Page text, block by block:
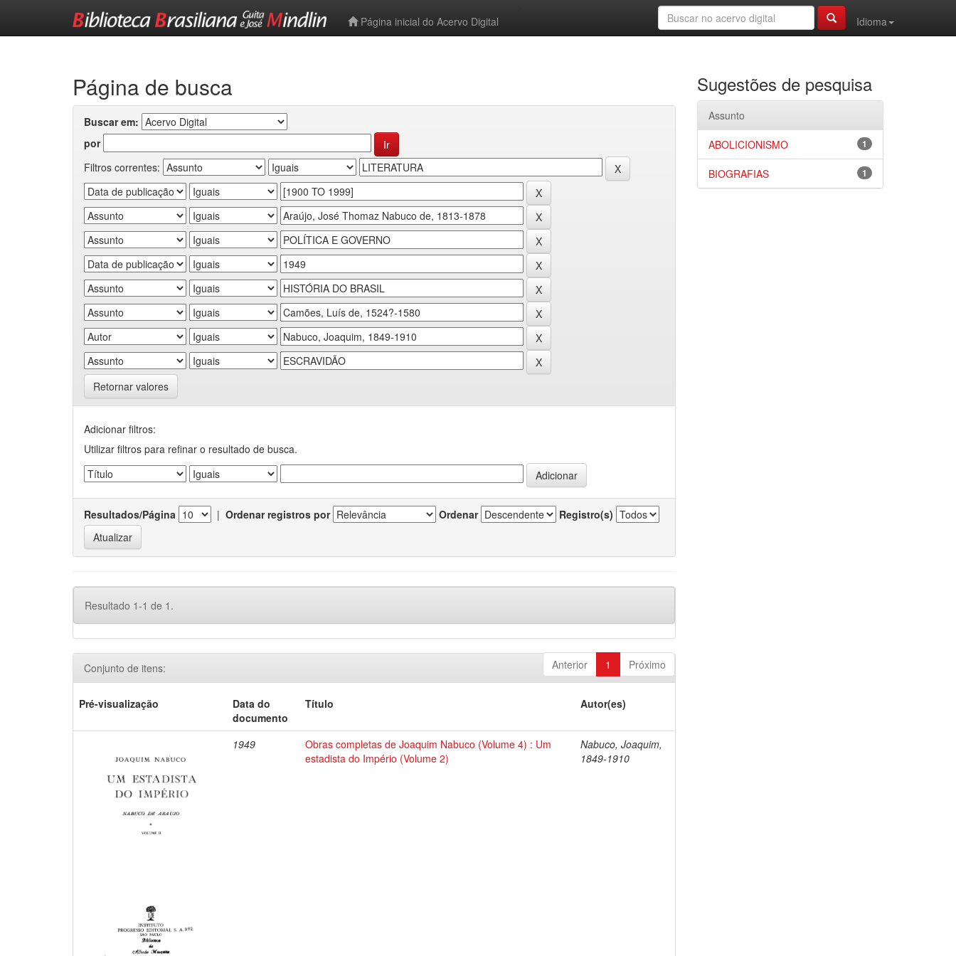
Página inicial do Acervo Digital
Idioma
Página de busca
Buscar em:
por
Filtros correntes:
Retornar valores
Adicionar filtros:
Utilizar filtros para refinar o resultado de busca.
Resultados/Página | Ordenar registros por Ordenar Registro(s)
Resultado 1-1 de 1.
Anterior 1 Próximo
Conjunto de itens:
Pré-visualização
Data do
documento
Título Autor(es)
1949
Obras completas de Joaquim Nabuco (Volume 4) : Um
estadista do Império (Volume 2)
Nabuco, Joaquim,
1849-1910
Sugestões de pesquisa
Assunto
1
ABOLICIONISMO
1
BIOGRAFIAS